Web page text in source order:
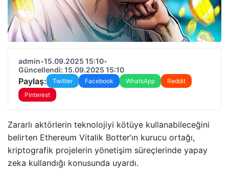
admin•15.09.2025 15:10•
Güncellendi: 15.09.2025 15:10
Paylaş: Twitter Facebook WhatsApp
Reddit
Pinterest
Zararlı aktörlerin teknolojiyi kötüye kullanabileceğini
belirten Ethereum Vitalik Botter’ın kurucu ortağı,
kriptografik projelerin yönetişim süreçlerinde yapay
zeka kullandığı konusunda uyardı.